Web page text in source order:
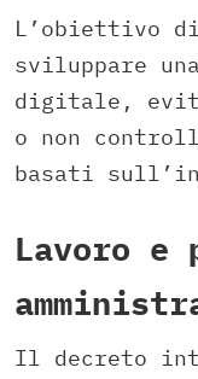
L’obiettivo
sviluppare
digitale,
o non
basati
Lavoro e
Il decreto